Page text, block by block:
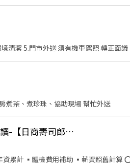
清潔 5.門市外送 須有機車駕照 轉正面議
現場櫃檯點餐、出杯、環境清潔 內場調泡飲品、備料 茶房煮茶、煮珍珠、協助現場 幫忙外送
🔥🔥 【時薪220元起】🔥🔥 全日配合長期工讀-【日商壽司郎🌏】壽司郎桃園國際路